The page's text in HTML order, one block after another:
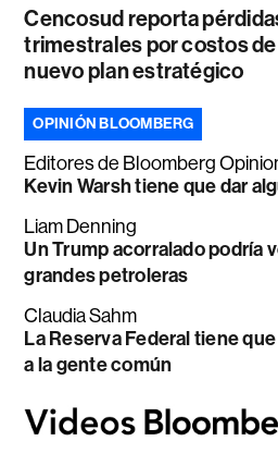
Cencosud reporta
trimestrales por costos de
nuevo plan estratégico
OPINIÓN BLOOMBERG
Editores de Bloomberg
Kevin Warsh tiene que dar
Liam Denning
Un Trump acorralado podría
grandes petroleras
Claudia Sahm
La Reserva Federal tiene
a la gente común